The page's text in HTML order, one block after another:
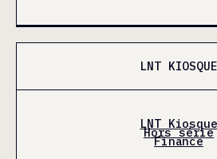
LNT KIOSQUE
LNT Kiosque
Hors série
Finance